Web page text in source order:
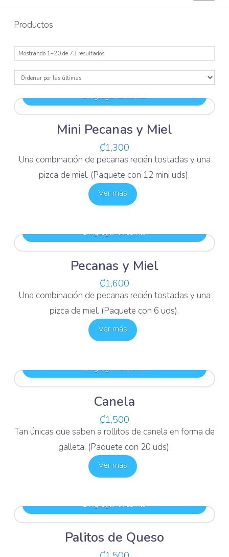
Productos
Mostrando 1–20 de 73 resultadosOrdenado
Mini Pecanas y Miel
₡1,300
Una combinación de pecanas recién tostadas y una
pizca de miel. (Paquete con 12 mini uds).
Agregar al carrito
Ver más
Pecanas y Miel
₡1,600
Una combinación de pecanas recién tostadas y una
pizca de miel. (Paquete con 6 uds).
Agregar al carrito
Ver más
Canela
₡1,500
Tan únicas que saben a rollitos de canela en forma de
galleta. (Paquete con 20 uds).
Agregar al carrito
Ver más
Palitos de Queso
Agregar al carrito